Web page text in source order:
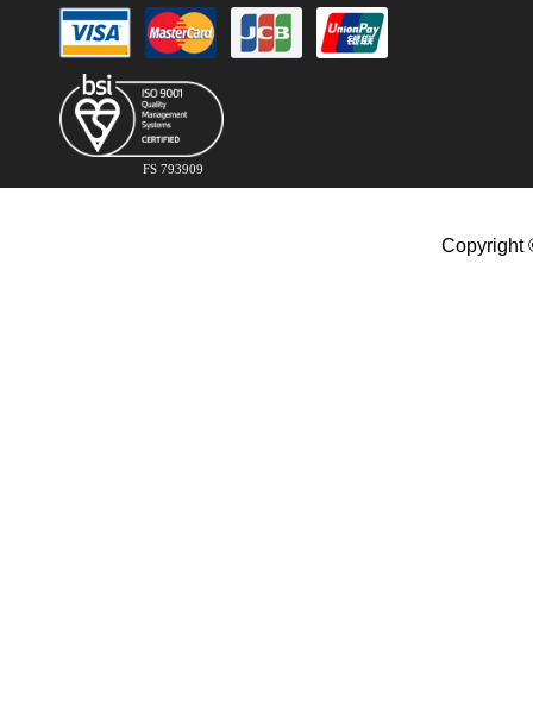
FS 793909
Copyright